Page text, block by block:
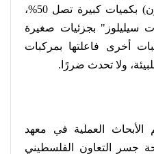
الجفت (مخلفات عصر الزيتون) بكميات كبيرة تصل 50%،
بجزئيات صغيرة
أخرى فاعلتها بمركبات
ولا تحدث ضررًا .
العملية في معهد
جسر التعاون الفلسطيني